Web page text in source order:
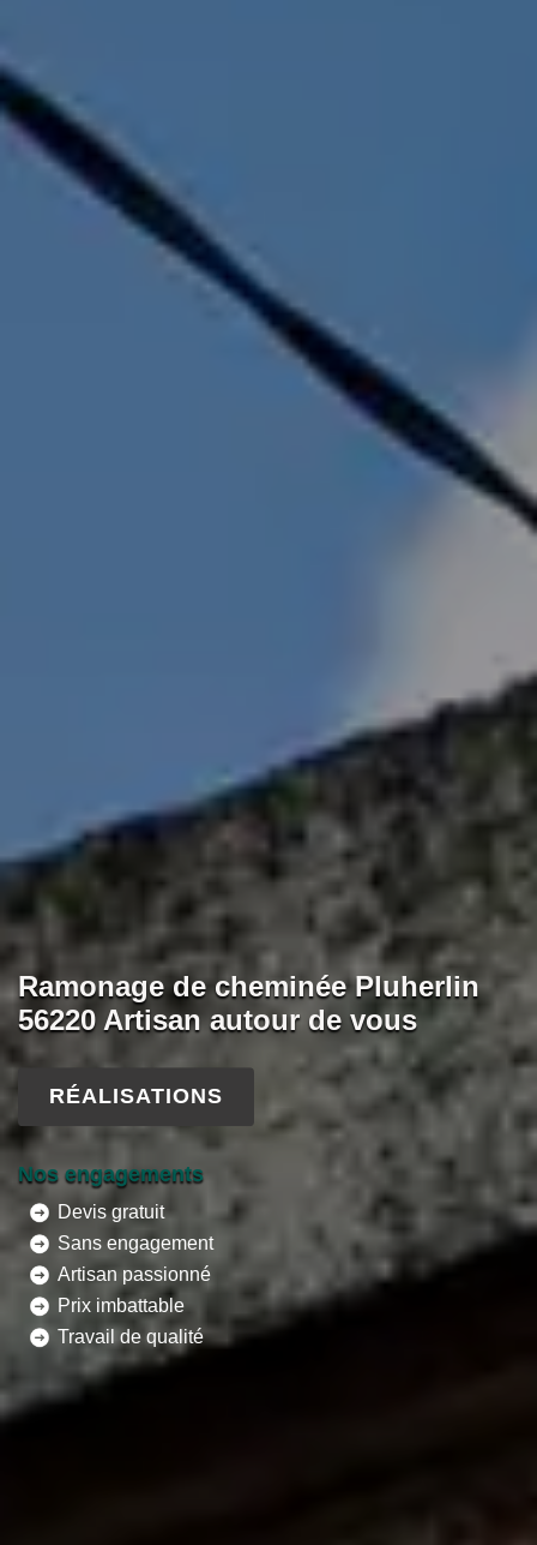
Ramonage de cheminée Pluherlin
56220 Artisan autour de vous
RÉALISATIONS
Nos engagements
Devis gratuit
Sans engagement
Artisan passionné
Prix imbattable
Travail de qualité